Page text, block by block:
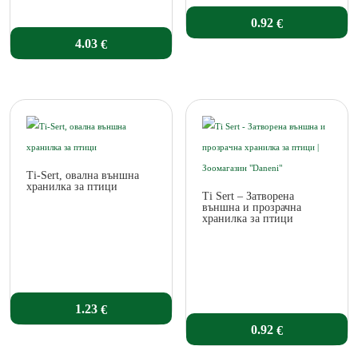
4.03 €
0.92€
Ti-Sert, овална външна
хранилка за птици
1.23 €
Ti Sert – Затворена
външна и прозрачна
хранилка за птици
0.92€